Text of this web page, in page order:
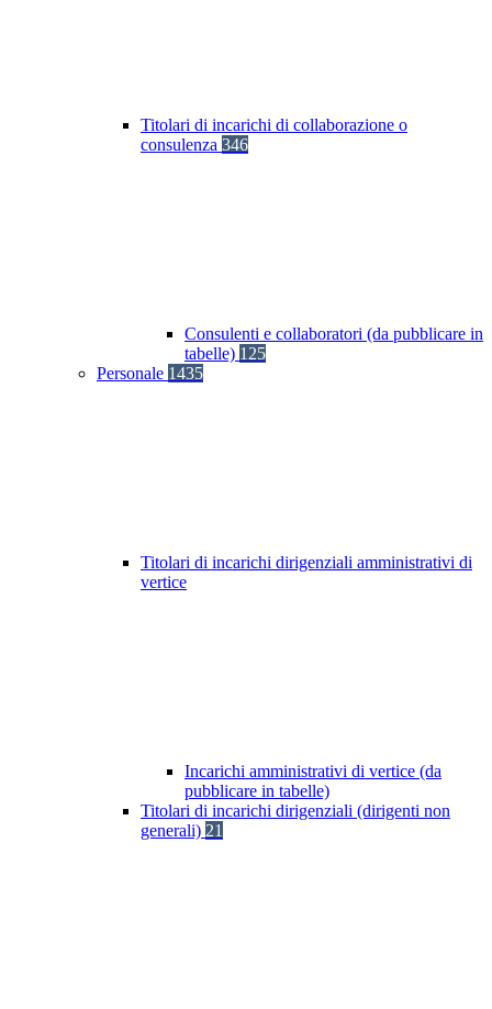
Titolari di incarichi di collaborazione o
consulenza 346
Consulenti e collaboratori (da pubblicare in
tabelle) 125
Personale 1435
Titolari di incarichi dirigenziali amministrativi di
vertice
Incarichi amministrativi di vertice (da
pubblicare in tabelle)
Titolari di incarichi dirigenziali (dirigenti non
generali) 21